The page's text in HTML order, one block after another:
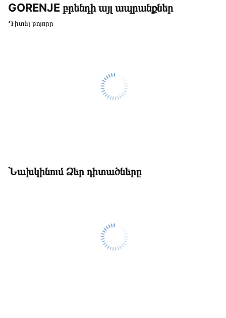
GORENJE բրենդի այլ ապրանքներ
Դիտել բոլորը
Նախկինում Ձեր դիտածները